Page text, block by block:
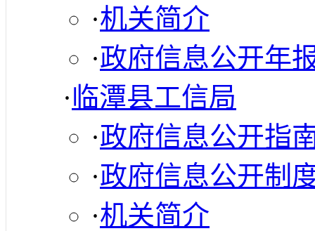
·机关简介
·政府信息公开年
·临潭县工信局
·政府信息公开指
·政府信息公开制
·机关简介